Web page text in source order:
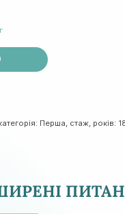
Перша, стаж, років: